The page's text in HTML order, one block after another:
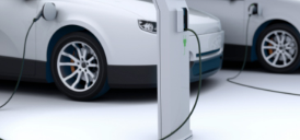
Prix :49 990€